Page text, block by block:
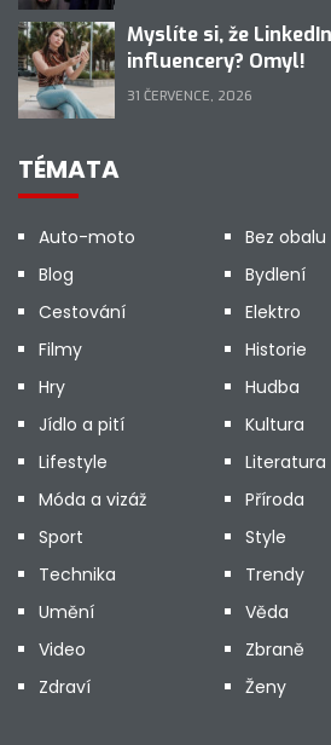
Myslíte si, že
influencery? Omyl!
31 ČERVENCE, 2026
TÉMATA
Auto-moto
Bez obalu
Blog
Bydlení
Cestování
Elektro
Filmy
Historie
Hry
Hudba
Jídlo a pití
Kultura
Lifestyle
Literatura
Móda a vizáž
Příroda
Sport
Style
Technika
Trendy
Umění
Věda
Video
Zbraně
Zdraví
Ženy